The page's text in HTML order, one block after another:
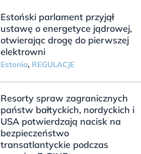
Estoński parlament przyjął
ustawę o energetyce jądrowej,
otwierając drogę do pierwszej
elektrowni
Estonia, REGULACJE
Resorty spraw zagranicznych
państw bałtyckich, nordyckich i
USA potwierdzają nacisk na
bezpieczeństwo
transatlantyckie podczas